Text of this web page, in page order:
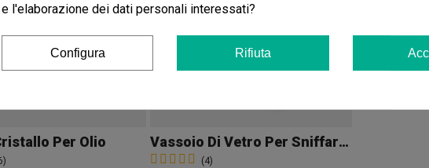
Per Olio Vassoio Di Vetro Per Sniffare Tornados
(4)
e l'elaborazione dei dati personali interessati?
Configura Rifiuta